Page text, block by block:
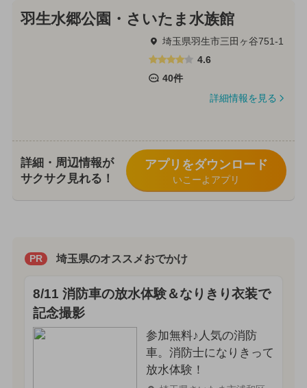
羽生水郷公園・さいたま水族館
埼玉県羽生市三田ヶ谷751-1
4.6
40件
詳細情報を見る
詳細・周辺情報が
サクサク見れる！
アプリをダウンロード
いこーよアプリ
PR 埼玉県のオススメおでかけ
8/11 消防車の放水体験＆なりきり衣装で
記念撮影
参加無料♪人気の消防
車。消防士になりきって
放水体験！